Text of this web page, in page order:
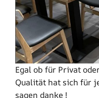
Egal ob für Privat
Qualität hat sich für
sagen danke !